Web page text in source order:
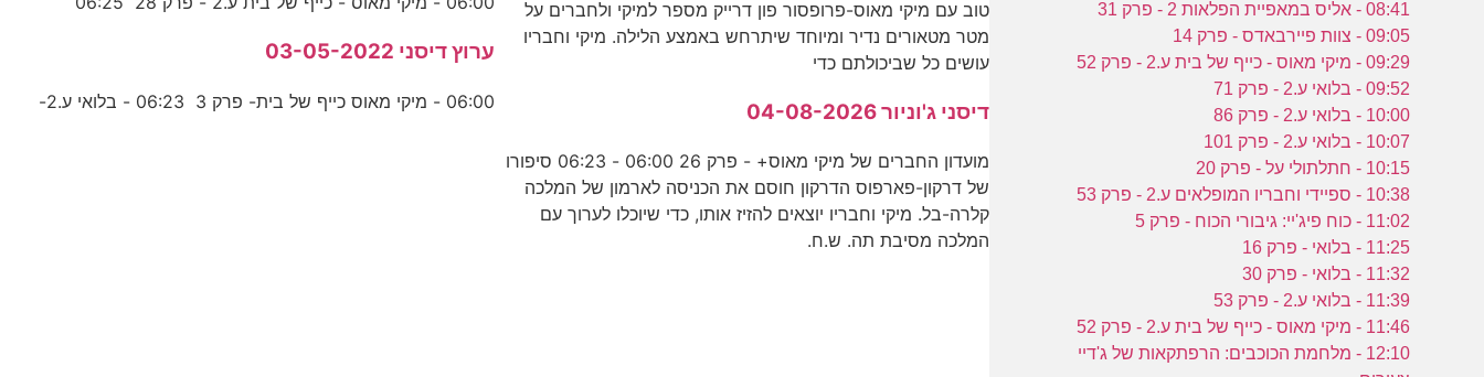
08:41 - אליס במאפיית הפלאות 2 - פרק 31
09:05 - צוות פיירבאדס - פרק 14
09:29 - מיקי מאוס - כייף של בית ע.2 - פרק 52
09:52 - בלואי ע.2 - פרק 71
10:00 - בלואי ע.2 - פרק 86
10:07 - בלואי ע.2 - פרק 101
10:15 - חתלתולי על - פרק 20
10:38 - ספיידי וחבריו המופלאים ע.2 - פרק 53
11:02 - כוח פיג'יי: גיבורי הכוח - פרק 5
11:25 - בלואי - פרק 16
11:32 - בלואי - פרק 30
11:39 - בלואי ע.2 - פרק 53
11:46 - מיקי מאוס - כייף של בית ע.2 - פרק 52
12:10 - מלחמת הכוכבים: הרפתקאות של ג'דיי
טוב עם מיקי מאוס-פרופסור פון דרייק מספר למיקי ולחברים על
מטר מטאורים נדיר ומיוחד שיתרחש באמצע הלילה. מיקי וחבריו
עושים כל שביכולתם כדי
דיסני ג'וניור 04-08-2026
מועדון החברים של מיקי מאוס+ - פרק 26 06:00 - 06:23 סיפורו
של דרקון-פארפוס הדרקון חוסם את הכניסה לארמון של המלכה
קלרה-בל. מיקי וחבריו יוצאים להזיז אותו, כדי שיוכלו לערוך עם
המלכה מסיבת תה. ש.ח.
ערוץ דיסני 03-05-2022
06:00 - מיקי מאוס כייף של בית- פרק 3 06:23 - בלואי ע.2-